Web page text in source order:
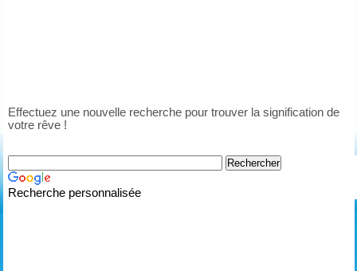
Effectuez une nouvelle recherche pour trouver la signification de
votre rêve !
Recherche personnalisée